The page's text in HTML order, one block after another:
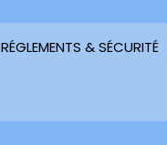
RÉGLEMENTS & SÉCURITÉ